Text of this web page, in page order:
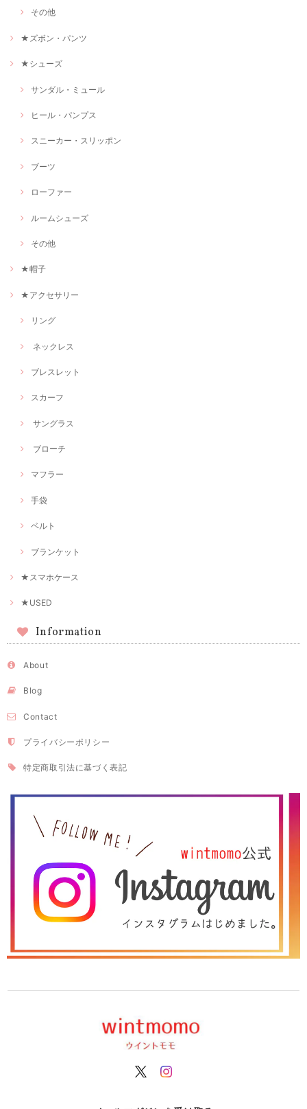
その他
★ズボン・パンツ
★シューズ
サンダル・ミュール
ヒール・パンプス
スニーカー・スリッポン
ブーツ
ローファー
ルームシューズ
その他
★帽子
★アクセサリー
リング
ネックレス
ブレスレット
スカーフ
サングラス
ブローチ
マフラー
手袋
ベルト
ブランケット
★スマホケース
★USED
Information
About
Blog
Contact
プライバシーポリシー
特定商取引法に基づく表記